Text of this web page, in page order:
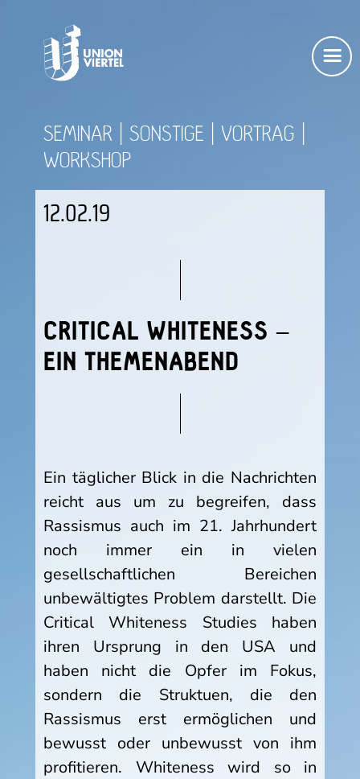
SEMINAR SONSTIGE
VORTRAG
WORKSHOP
12.02.19
CRITICAL WHITENESS –
EIN THEMENABEND
Ein täglicher Blick in die Nachrichten
reicht aus um zu begreifen, dass
Rassismus auch im 21. Jahrhundert
noch immer ein in vielen
gesellschaftlichen Bereichen
unbewältigtes Problem darstellt. Die
Critical Whiteness Studies haben
ihren Ursprung in den USA und
haben nicht die Opfer im Fokus,
sondern die Struktuen, die den
Rassismus erst ermöglichen und
bewusst oder unbewusst von ihm
profitieren. Whiteness wird so in